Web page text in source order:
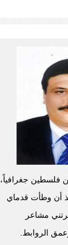
عن فلسطين جغرافياً،
أن وطأت قدماي
مشاعر
الروابط.